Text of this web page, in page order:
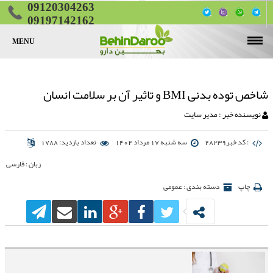
09120304263
09197142162
MENU
قرص لاغری
قرص چربی سوز شکم و پهلو
قرص کاهش اشتها
قرص چاقی
قرص چاقی پایین تنه (ران و باسن)
قرص تقویت جنسی
تناسب اندام
لیست کامل قرص‌های لاغری گیاهی
شاخص توده بدنی BMI و تاثیر آن بر سلامت انسان
نویسنده خبر : مدیر سایت
: کد خبر28239 سه شنبه 17 مرداد 1402
تعداد بازدید: 1788
زبان : فارسی
چاپ
دسته بندی : عمومی